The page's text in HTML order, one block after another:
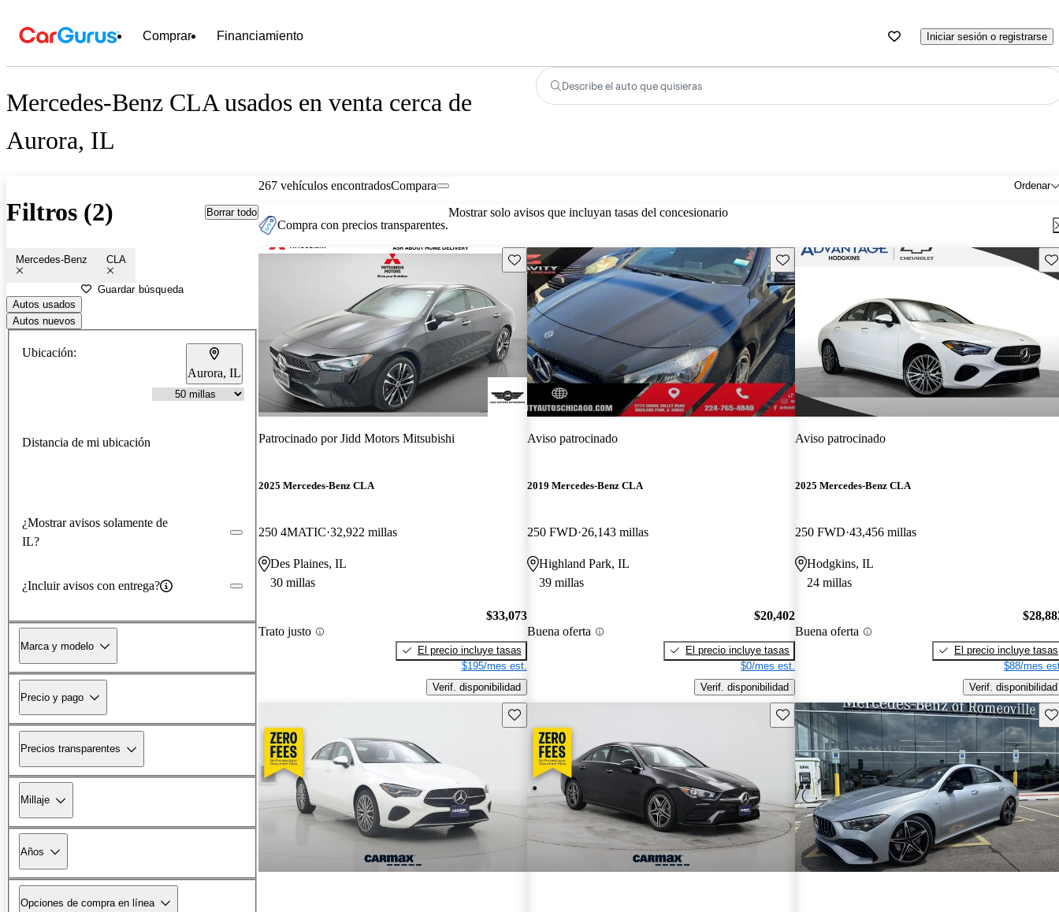
Comprar Financiamiento Iniciar sesión o registrarse
Mercedes-Benz CLA usados en venta cerca de
Aurora, IL
Describe el auto que quisieras
Filtros (2) Borrar todo
Mercedes-Benz CLA
Guardar búsqueda
Autos usados
Autos nuevos
Ubicación:
Aurora, IL
Distancia de mi ubicación
¿Mostrar avisos solamente de
IL?
¿Incluir avisos con entrega?
Marca y modelo
Precio y pago
Precios transparentes
Millaje
Años
Opciones de compra en línea
267 vehículos encontrados Ordenar
Compara
Compra con precios transparentes.
Mostrar solo avisos que incluyan tasas del concesionario
Guarda este Aviso
Patrocinado porJidd Motors Mitsubishi
2025 Mercedes-Benz CLA
250 4MATIC 32,922 millas
Des Plaines, IL
30 millas
Trato justo
$33,073
El precio incluye tasas
$195/mes est.
Verif. disponibilidad
Guarda este Aviso
Aviso patrocinado
2019 Mercedes-Benz CLA
250 FWD 26,143 millas
Highland Park, IL
39 millas
Buena oferta
$20,402
El precio incluye tasas
$0/mes est.
Verif. disponibilidad
Aviso patrocinado
2025 Mercedes-Benz CLA
250 FWD 43,456 millas
Hodgkins, IL
24 millas
Buena oferta
El precio incluye tasas
$88/mes
Verif. disponibilidad
Guarda este Aviso Guarda este Aviso